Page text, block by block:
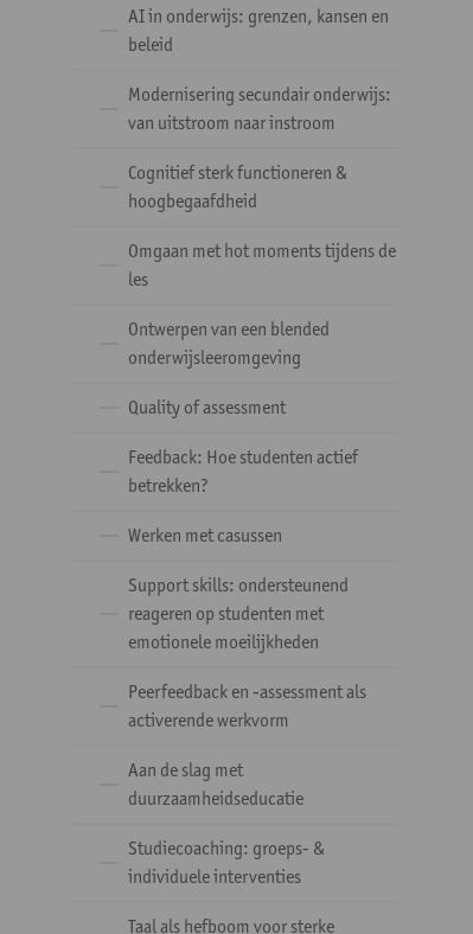
AI in onderwijs: grenzen, kansen en
beleid
Modernisering secundair onderwijs:
van uitstroom naar instroom
Cognitief sterk functioneren &
hoogbegaafdheid
Omgaan met hot moments tijdens de
les
Ontwerpen van een blended
onderwijsleeromgeving
Quality of assessment
Feedback: Hoe studenten actief
betrekken?
Werken met casussen
Support skills: ondersteunend
reageren op studenten met
emotionele moeilijkheden
Peerfeedback en -assessment als
activerende werkvorm
Aan de slag met
duurzaamheidseducatie
Studiecoaching: groeps- &
individuele interventies
Taal als hefboom voor sterke